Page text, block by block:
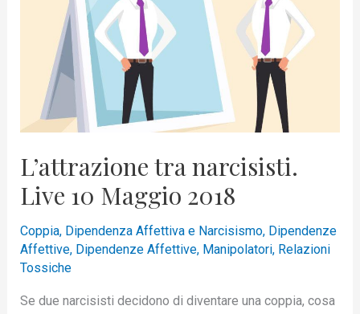
L’attrazione tra narcisisti.
Live 10 Maggio 2018
Coppia, Dipendenza Affettiva e Narcisismo, Dipendenze
Affettive, Dipendenze Affettive, Manipolatori, Relazioni
Tossiche
Se due narcisisti decidono di diventare una coppia, cosa
Maggio